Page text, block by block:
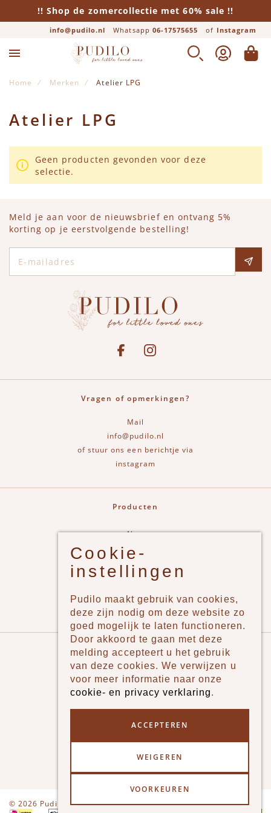
!! Shop de zomercollectie met 60% sale !!
info@pudilo.nl Whatsapp 06-17575655 of Instagram
ZOEK ACCOUNT
Home Merken Atelier LPG
Atelier LPG
Geen producten gevonden voor deze
selectie.
Meld je aan voor de nieuwsbrief en ontvang 5%
korting op je eerstvolgende bestelling!
See our FacebookBekijk onze Instagram pagina
Vragen of opmerkingen?
Mail
info@pudilo.nl
of stuur ons een berichtje via
instagram
Producten
New
Jongens
Meisjes
Merken
Pudilo
Over ons
Algemene voorwaarden
Klantenservice - Ruilen & Retourneren
© 2026 Pudilo DisclaimerPrivacy
Cookie-
instellingen
Pudilo maakt gebruik van cookies,
deze zijn nodig om deze website zo
goed mogelijk te laten functioneren.
Door akkoord te gaan met deze
melding accepteert u het gebruik
van deze cookies. We verwijzen u
voor meer informatie naar onze
cookie- en privacy verklaring.
ACCEPTEREN
WEIGEREN
VOORKEUREN